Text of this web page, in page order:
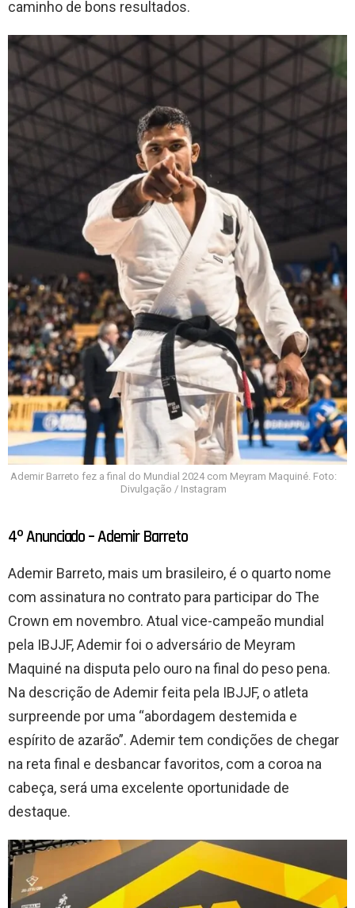
caminho de bons resultados.
Ademir Barreto fez a final do Mundial 2024 com Meyram Maquiné. Foto:
Divulgação / Instagram
4º Anunciado – Ademir Barreto
Ademir Barreto, mais um brasileiro, é o quarto nome
com assinatura no contrato para participar do The
Crown em novembro. Atual vice-campeão mundial
pela IBJJF, Ademir foi o adversário de Meyram
Maquiné na disputa pelo ouro na final do peso pena.
Na descrição de Ademir feita pela IBJJF, o atleta
surpreende por uma “abordagem destemida e
espírito de azarão”. Ademir tem condições de chegar
na reta final e desbancar favoritos, com a coroa na
cabeça, será uma excelente oportunidade de
destaque.